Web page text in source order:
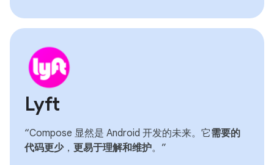
Lyft
“Compose 显然是 Android 开发的未来。它需要的
代码更少， 更易于理解和维护。”